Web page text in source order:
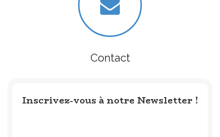
Contact
Inscrivez-vous à notre Newsletter !